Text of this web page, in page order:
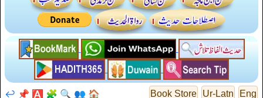
Eng
Ur-Latn
Book Store
🏠
👥
🔍
🧩
🅰️
📌
↩️